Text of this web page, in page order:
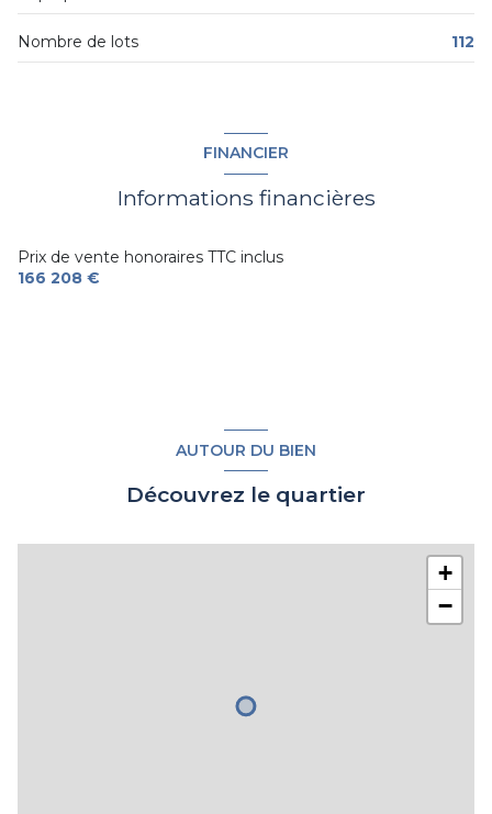
Nombre de lots 112
FINANCIER
Informations financières
Prix de vente honoraires TTC inclus
166 208 €
AUTOUR DU BIEN
Découvrez le quartier
+
−